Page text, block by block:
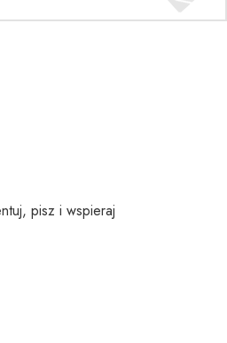
pisz i wspieraj